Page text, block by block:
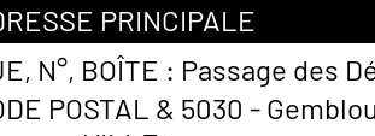
PRINCIPALE
N°, BOÎTE : Passage des
POSTAL & 5030 -